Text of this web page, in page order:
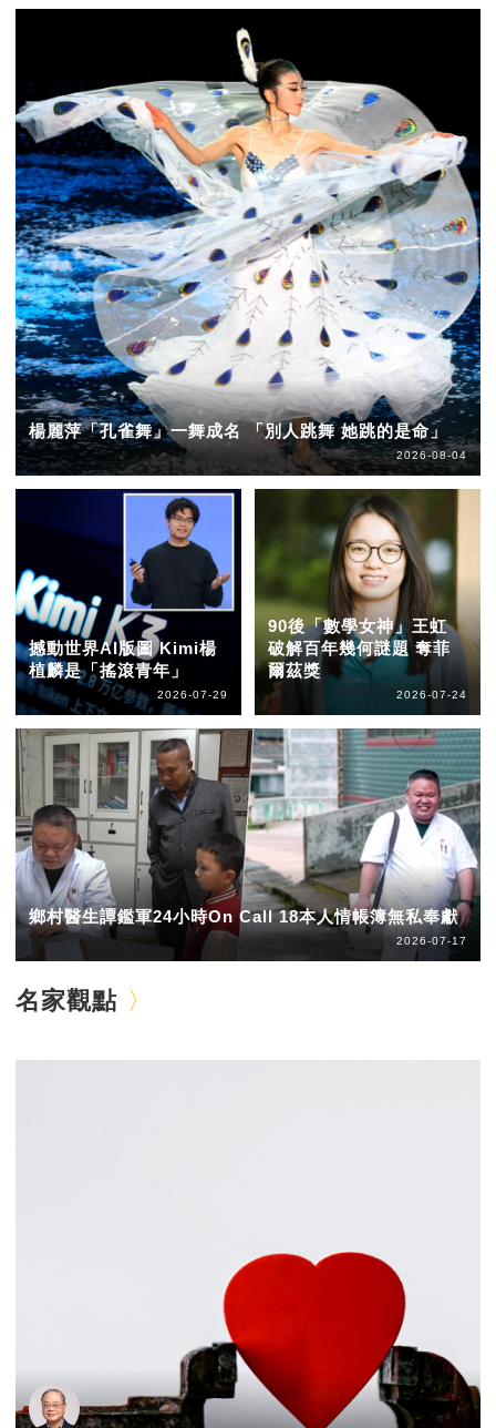
楊麗萍「孔雀舞」一舞成名 「別人跳舞 她跳的是命」
2026-08-04
撼動世界AI版圖 Kimi楊
植麟是「搖滾青年」
2026-07-29
90後「數學女神」王虹
破解百年幾何謎題 奪菲
爾茲獎
2026-07-24
鄉村醫生譚鑑軍24小時On Call 18本人情帳簿無私奉獻
2026-07-17
名家觀點